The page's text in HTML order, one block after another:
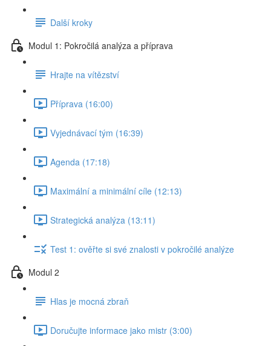
Další kroky
Modul 1: Pokročilá analýza a příprava
Hrajte na vítězství
Příprava (16:00)
Vyjednávací tým (16:39)
Agenda (17:18)
Maximální a minimální cíle (12:13)
Strategická analýza (13:11)
Test 1: ověřte si své znalosti v pokročilé analýze
Modul 2
Hlas je mocná zbraň
Doručujte informace jako mistr (3:00)